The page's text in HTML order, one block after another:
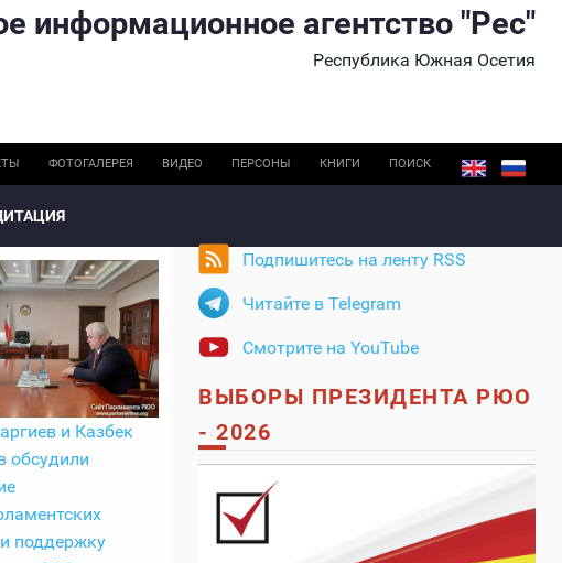
информационное агентство "Рес"
Республика Южная Осетия
ФОТОГАЛЕРЕЯ ВИДЕО ПЕРСОНЫ КНИГИ ПОИСК
и Казбек
обсудили
поддержку
Подпишитесь на ленту RSS
Читайте в Telegram
Смотрите на YouTube
ВЫБОРЫ ПРЕЗИДЕНТА РЮО
- 2026